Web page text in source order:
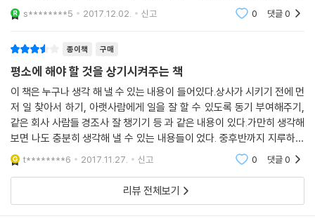
맺으며 세계 각지에서 엮은 열정이 담긴 책
이 책에서 말하는 일머리 법칙은 구체적인 상황을 쉽게 떠올릴 수 있도록
사람의 시선’에서 목에 힘주며 쓴 것이 아닌, 저자가 실수하고 혼났던 다양
한 경험을 고백하며‘아랫사람의 시선’에서 풀어가고 있다. 또한 이 책은 저
자만의 비법을 쓴 것이 아니다. 저자는 사모펀드, 자산운용, 컨설팅, 투자
은행, 해외MBA 등 폭넓은 분야에서 활동하며 최고라 불리는 상사들에게
혼나고 깨지며 배운 일하는 방식과 생활 습관 중에서 수많은 사람이 실천
하고 있는 것을 한 권에 정리했다. 이는 어느 한 사람만의 방식이 아닌 다양
한 분야의 인재들에게서 공통으로 찾아볼 수 있는‘최고들의 기본’이다. 그
렇기 때문에 어느 분야에서 종사하든 쉽게 공감하고 유익할 것이다.
일을 뛰어넘어
게 생각하고자 하지만 늘 같은 결론을 내리는 내 자신에게 조금은 불편한
책이었지만 떄떄
s********5 2017.12.02. 신고 0 댓글0
종이책 구매
평소에 해야 할 것을 상기시켜주는 책
이 책은 누구나 생각 해 낼 수 있는 내용이 들어있다.상사가 시키기 전에 먼
저 일 찾아서 하기, 아랫사람에게 일을 잘 할 수 있도록 동기 부여해주기,
같은 회사 사람들 경조사 잘 챙기기 등 과 같은 내용이 있다.가만히 생각해
보면 나도 충분히 생각해 낼 수 있는 내용들이 었다. 중후반까지 지루하게
읽고 있었다.후반부에 ‘내가 5년 뒤에 죽는다면...’이라는 글을 보고 갑자기
깊은
t********6 2017.11.27. 신고 0 댓글0
리뷰 전체보기